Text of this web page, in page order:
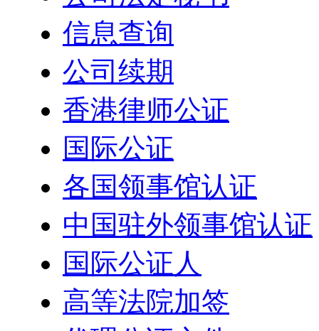
信息查询
公司续期
香港律师公证
国际公证
各国领事馆认证
中国驻外领事馆认证
国际公证人
高等法院加签